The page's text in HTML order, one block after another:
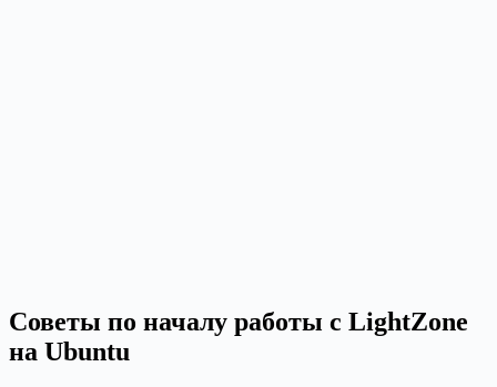
Советы по началу работы с LightZone
на Ubuntu